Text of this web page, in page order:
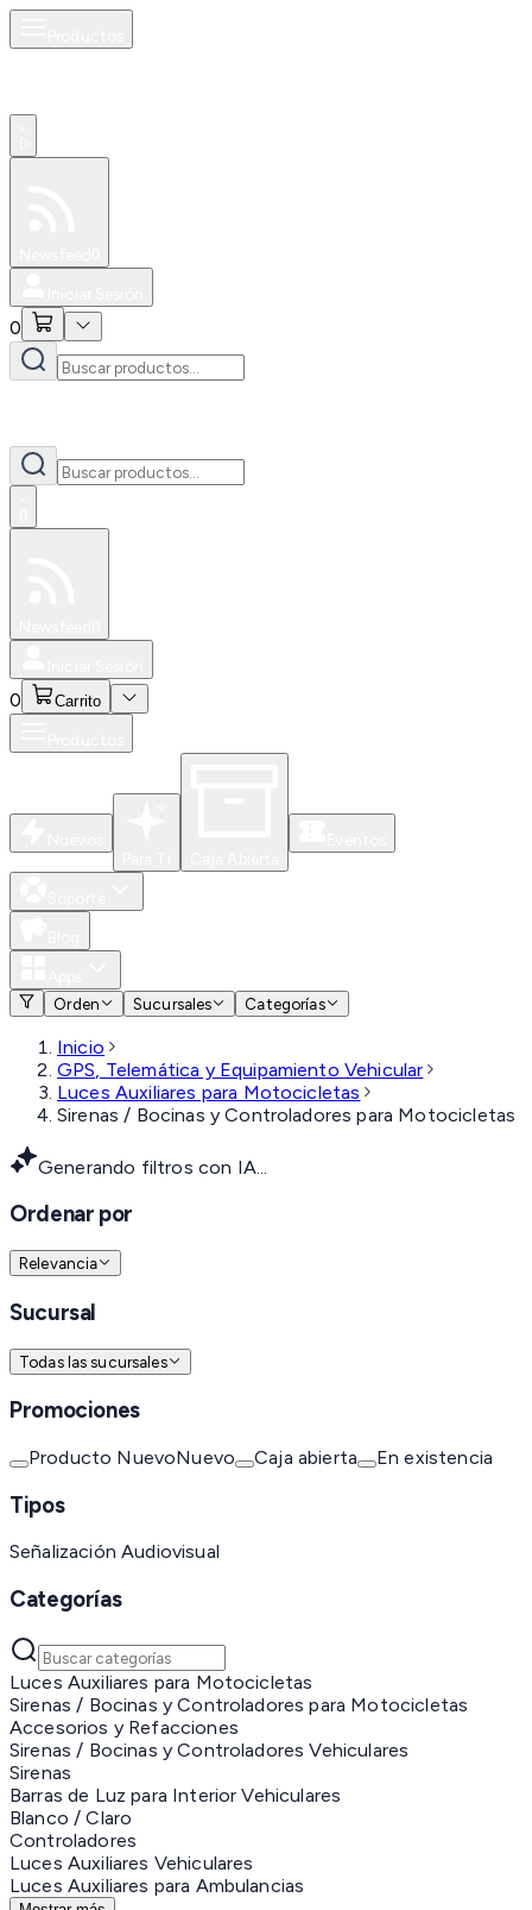
0
0 Carrito
Orden
Sucursales Categorías
Inicio
GPS, Telemática y Equipamiento Vehicular
Luces Auxiliares para Motocicletas
Sirenas / Bocinas y Controladores para Motocicletas
Generando filtros con IA...
Ordenar por
Relevancia
Sucursal
Todas las sucursales
Promociones
Producto NuevoNuevo Caja abierta En existencia
Tipos
Señalización Audiovisual
Categorías
Luces Auxiliares para Motocicletas
Sirenas / Bocinas y Controladores para Motocicletas
Accesorios y Refacciones
Sirenas / Bocinas y Controladores Vehiculares
Sirenas
Barras de Luz para Interior Vehiculares
Blanco / Claro
Controladores
Luces Auxiliares Vehiculares
Luces Auxiliares para Ambulancias